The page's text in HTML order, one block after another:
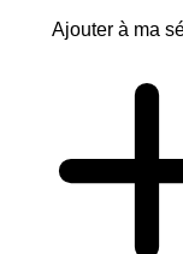
Ajouter à ma